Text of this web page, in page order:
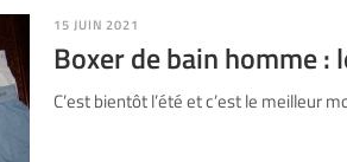
15 JUIN 2021
Boxer de bain homme
C’est bientôt l’été et c’est le meilleur